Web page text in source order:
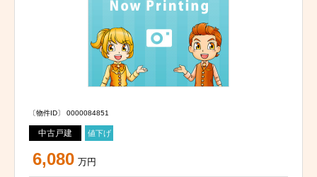
〔物件ID〕 0000084851
中古戸建 値下げ
6,080 万円